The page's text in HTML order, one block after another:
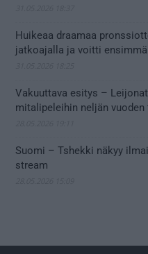
Huikeaa draamaa
jatkoajalla ja voitti
Vakuuttava esitys –
mitalipeleihin neljän vuoden
Suomi – Tshekki näkyy
stream